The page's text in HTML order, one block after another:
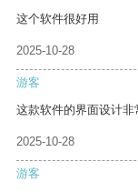
这个软件很好用
2025-10-28
游客
这款软件的界面设计非
2025-10-28
游客